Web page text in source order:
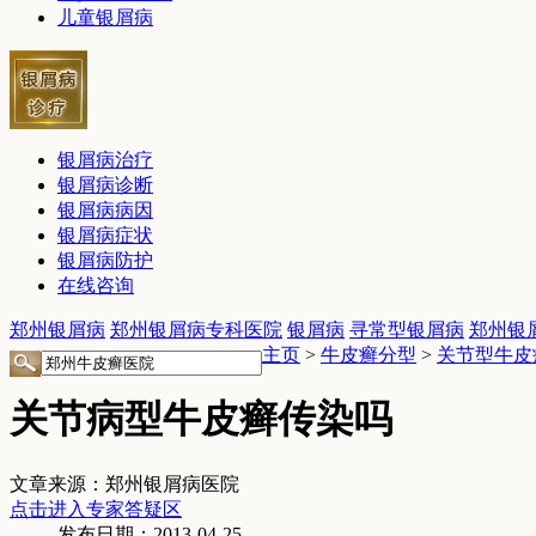
儿童银屑病
银屑病治疗
银屑病诊断
银屑病病因
银屑病症状
银屑病防护
在线咨询
郑州银屑病 郑州银屑病专科医院 银屑病 寻常型银屑病 郑州银
主页 > 牛皮癣分型 > 关节型牛皮
关节病型牛皮癣传染吗
文章来源：郑州银屑病医院
点击进入专家答疑区